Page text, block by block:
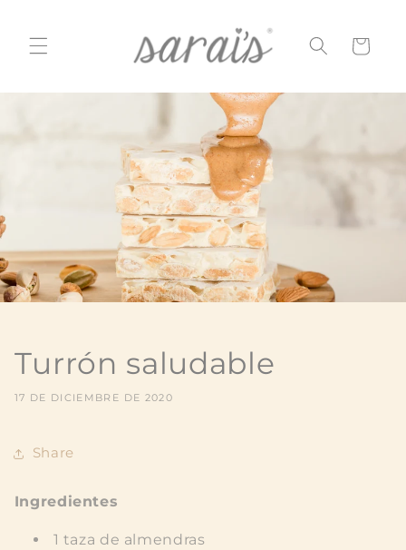
al contenido
Carrito
Turrón saludable
17 DE DICIEMBRE DE 2020
Share
Ingredientes
1 taza de almendras